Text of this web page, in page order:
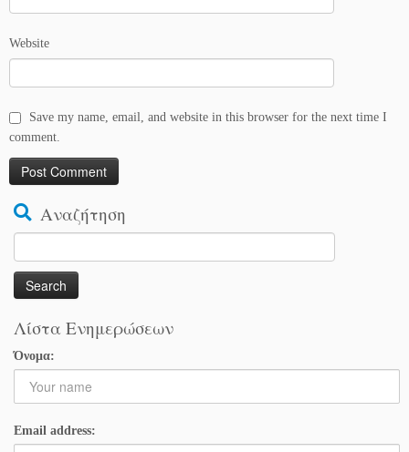
Website
Save my name, email, and website in this browser for the next time I
comment.
Αναζήτηση
for:
Λίστα Ενημερώσεων
Όνομα:
Email address: